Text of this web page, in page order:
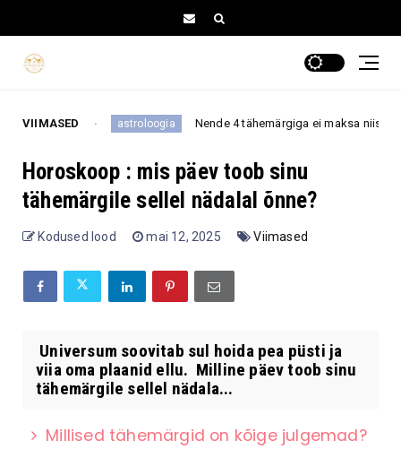
VIIMASED
astroloogia Nende 4 tähemärgiga ei maksa niisama tüli norida,
Horoskoop : mis päev toob sinu
tähemärgile sellel nädalal õnne?
Kodused lood mai 12, 2025 Viimased
Universum soovitab sul hoida pea püsti ja
viia oma plaanid ellu. Milline päev toob sinu
tähemärgile sellel nädala...
Millised tähemärgid on kõige julgemad?